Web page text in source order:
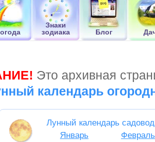
Знаки
зодиака
Блог
Это архивная
календарь
Лунный календарь
Январь
Февраль